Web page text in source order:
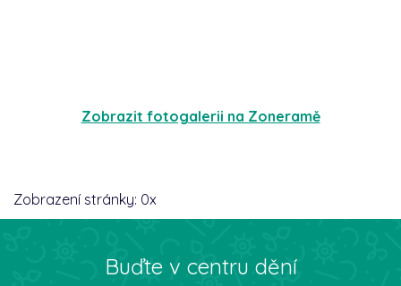
Zobrazit fotogalerii na Zoneramě
Zobrazení stránky: 0x
Buďte v centru dění